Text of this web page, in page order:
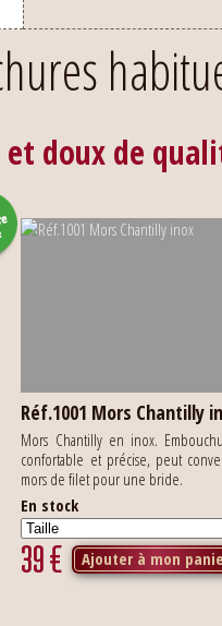
doux de
Réf.1001 Mors Chantilly
Mors Chantilly en inox.
confortable et précise, peut
mors de filet pour une bride.
En stock
39€ Ajouter à mon